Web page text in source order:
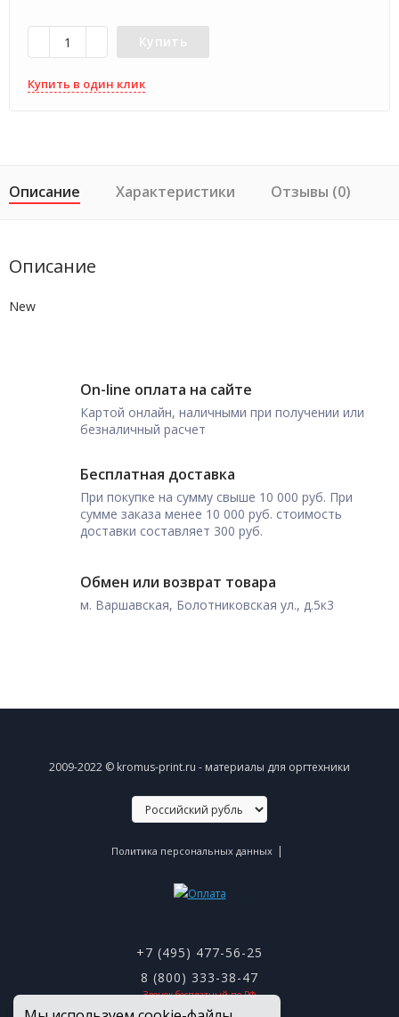
Купить
Купить в один клик
Описание Характеристики Отзывы (0)
Описание
New
On-line оплата на сайте
Картой онлайн, наличными при получении или
безналичный расчет
Бесплатная доставка
При покупке на сумму свыше 10 000 руб. При
сумме заказа менее 10 000 руб. стоимость
доставки составляет 300 руб.
Обмен или возврат товара
м. Варшавская, Болотниковская ул., д.5к3
2009-2022 © kromus-print.ru - материалы для оргтехники
Политика персональных данных |
+7 (495) 477-56-25
8 (800) 333-38-47
Звонок бесплатный по РФ